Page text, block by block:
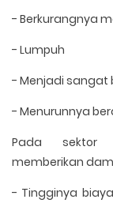
- Berkurangnya
- Lumpuh
- Menjadi sangat
- Menurunnya
Pada sektor
memberikan
- Tingginya